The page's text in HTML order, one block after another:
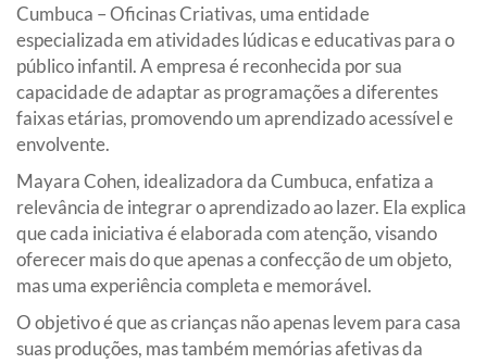
Cumbuca – Oficinas Criativas, uma entidade
especializada em atividades lúdicas e educativas para o
público infantil. A empresa é reconhecida por sua
capacidade de adaptar as programações a diferentes
faixas etárias, promovendo um aprendizado acessível e
envolvente.
Mayara Cohen, idealizadora da Cumbuca, enfatiza a
relevância de integrar o aprendizado ao lazer. Ela explica
que cada iniciativa é elaborada com atenção, visando
oferecer mais do que apenas a confecção de um objeto,
mas uma experiência completa e memorável.
O objetivo é que as crianças não apenas levem para casa
suas produções, mas também memórias afetivas da